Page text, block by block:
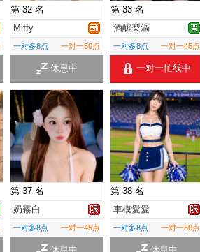
第 32 名
Miffy
一对多8点 一对一50点
休息中
第 33 名
酒釀梨渦
一对多8点 一对一45点
一对一忙线中
第 37 名
奶霧白
一对多8点 一对一45点
休息中
第 38 名
車模愛愛
一对多8点 一对一50点
休息中